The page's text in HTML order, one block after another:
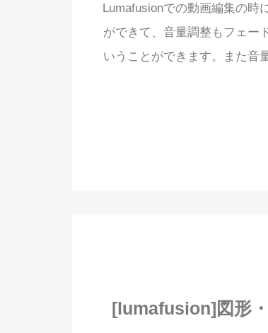
Lumafusionでの動画編集の時
ができて、音量調整もフェー
いうことができます。また音
[lumafusion]図形